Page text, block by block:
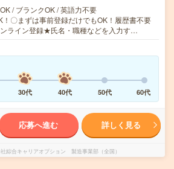
/ ブランクOK / 英語力不要
〇まずは事前登録だけでもOK！履歴書不要
ライン登録★氏名・職種などを入力す…
30代 40代 50代 60代
応募へ進む 詳しく見る
綜合キャリアオプション 製造事業部（全国）